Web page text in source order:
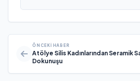
ÖNCEKI HABER
Atölye Silis Kadınlarından Seramik
Dokunuşu